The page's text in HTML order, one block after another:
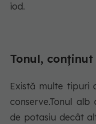
iod.
Tonul,
Există multe tipuri
conserve.Tonul
de potasiu decât